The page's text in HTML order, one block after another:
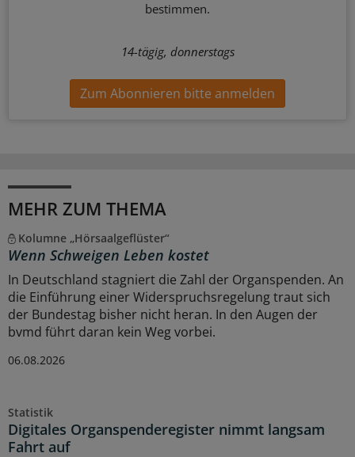
bestimmen.
14-tägig, donnerstags
Zum Abonnieren bitte anmelden
MEHR ZUM THEMA
Kolumne „Hörsaalgeflüster“
Wenn Schweigen Leben kostet
In Deutschland stagniert die Zahl der Organspenden. An
die Einführung einer Widerspruchsregelung traut sich
der Bundestag bisher nicht heran. In den Augen der
bvmd führt daran kein Weg vorbei.
06.08.2026
Statistik
Digitales Organspenderegister nimmt langsam
Fahrt auf